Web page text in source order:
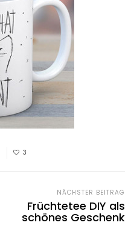
3
NÄCHSTER BEITRAG
Früchtetee DIY als
schönes Geschenk